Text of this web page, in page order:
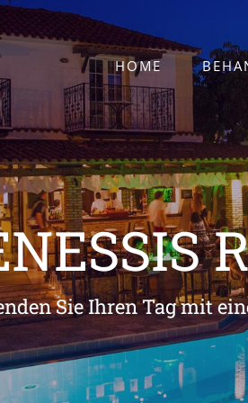
HOME
Sie Ihren Tag mit